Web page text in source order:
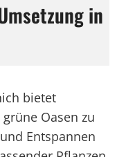
in
bietet
Oasen zu
Entspannen